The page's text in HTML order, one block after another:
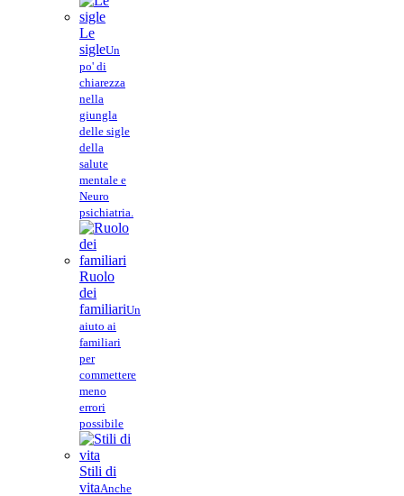
Le
sigleUn
po' di
chiarezza
nella
giungla
delle sigle
della
salute
mentale e
Neuro
psichiatria.
Ruolo
dei
familiariUn
aiuto ai
familiari
per
commettere
meno
errori
possibile
Stili di
vitaAnche